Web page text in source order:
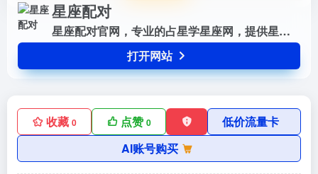
星座配对
星座配对官网，专业的占星学星座网，提供星座知识，星座个性分析，星座开运方法，星座运势，配对，查询以及心理测试，塔罗牌，先天命格，气运，生肖等星相运数相关内容。
打开网站
收藏 0 点赞0
低价流量卡
AI账号购买